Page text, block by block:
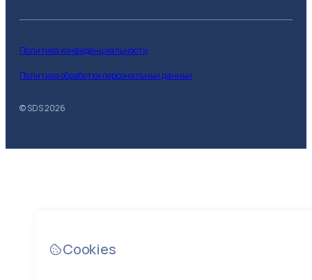
© SDS2026
Политика конфиденциальности
Политика обработки персональных данных
Cookies